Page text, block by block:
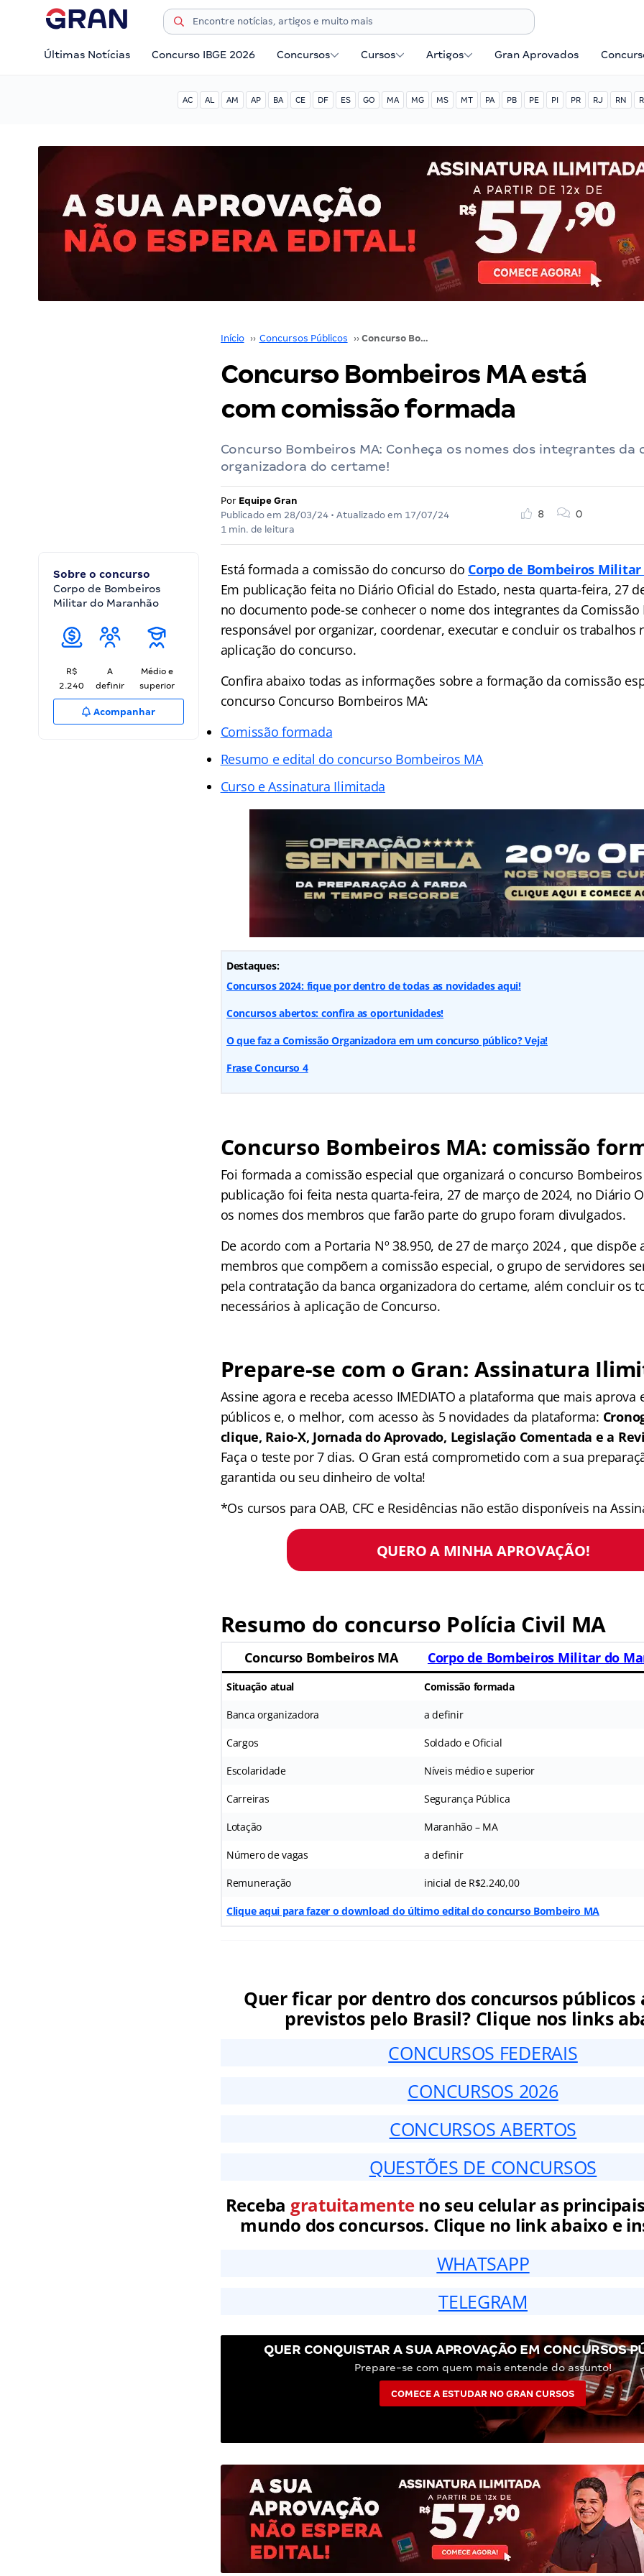
Últimas Notícias Concurso IBGE 2026 Concursos Cursos Artigos Gran Aprovados
AC AL AM AP BA CE DF ES GO MA MG MS MT PA PB PE PI PR RJ RN
Início ›› Concursos Públicos ›› Concurso Bombeiros MA está com comissão formada
Concurso Bombeiros MA está
com comissão formada
Concurso Bombeiros MA: Conheça os nomes dos integrantes da
organizadora do certame!
Por Equipe Gran
Publicado em 28/03/24• Atualizado em 17/07/24
1 min. de leitura
8 0
Sobre o concurso
Corpo de Bombeiros
Militar do Maranhão
R$
2.240
A
definir
Médio e
superior
Acompanhar
Está formada a comissão do concurso do Corpo de Bombeiros
Em publicação feita no Diário Oficial do Estado, nesta quarta-feira, 27
no documento pode-se conhecer o nome dos integrantes da Comissão
responsável por organizar, coordenar, executar e concluir os trabalhos
aplicação do concurso.
Confira abaixo todas as informações sobre a formação da comissão
concurso Concurso Bombeiros MA:
Comissão formada
Resumo e edital do concurso Bombeiros MA
Curso e Assinatura Ilimitada
Destaques:
Concursos 2024: fique por dentro de todas as novidades aqui!
Concursos abertos: confira as oportunidades!
O que faz a Comissão Organizadora em um concurso público? Veja!
Frase Concurso 4
Concurso Bombeiros MA: comissão
Foi formada a comissão especial que organizará o concurso Bombeiros
publicação foi feita nesta quarta-feira, 27 de março de 2024, no Diário
os nomes dos membros que farão parte do grupo foram divulgados.
De acordo com a Portaria Nº 38.950, de 27 de março 2024 , que dispõe
membros que compõem a comissão especial, o grupo de servidores
pela contratação da banca organizadora do certame, além concluir os
necessários à aplicação de Concurso.
Prepare-se com o Gran: Assinatura
Assine agora e receba acesso IMEDIATO a plataforma que mais aprova
públicos e, o melhor, com acesso às 5 novidades da plataforma:
clique, Raio-X, Jornada do Aprovado, Legislação Comentada e a
Faça o teste por 7 dias. O Gran está comprometido com a sua
garantida ou seu dinheiro de volta!
*Os cursos para OAB, CFC e Residências não estão disponíveis na
QUERO A MINHA APROVAÇÃO!
Resumo do concurso Polícia Civil MA
Concurso Bombeiros MA Corpo de Bombeiros Militar do
Situação atual Comissão formada
Banca organizadora a definir
Cargos Soldado e Oficial
Escolaridade Níveis médio e superior
Carreiras Segurança Pública
Lotação Maranhão – MA
Número de vagas a definir
Remuneração inicial de R$2.240,00
Clique aqui para fazer o download do último edital do concurso Bombeiro MA
Quer ficar por dentro dos concursos públicos
previstos pelo Brasil? Clique nos links
CONCURSOS FEDERAIS
CONCURSOS 2026
CONCURSOS ABERTOS
QUESTÕES DE CONCURSOS
Receba gratuitamenteno seu celular as
mundo dos concursos. Clique no link abaixo e
WHATSAPP
TELEGRAM
QUER CONQUISTAR A SUA APROVAÇÃO EM CONCURSOS
Prepare-se com quem mais entende do assunto!
COMECE A ESTUDAR NO GRAN CURSOS